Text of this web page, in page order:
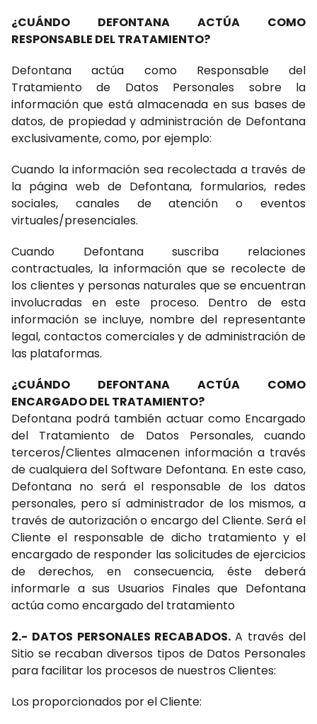
¿CUÁNDO DEFONTANA ACTÚA COMO
RESPONSABLE DEL TRATAMIENTO?
Defontana actúa como Responsable del
Tratamiento de Datos Personales sobre la
información que está almacenada en sus bases de
datos, de propiedad y administración de Defontana
exclusivamente, como, por ejemplo:
Cuando la información sea recolectada a través de
la página web de Defontana, formularios, redes
sociales, canales de atención o eventos
virtuales/presenciales.
Cuando Defontana suscriba relaciones
contractuales, la información que se recolecte de
los clientes y personas naturales que se encuentran
involucradas en este proceso. Dentro de esta
información se incluye, nombre del representante
legal, contactos comerciales y de administración de
las plataformas.
¿CUÁNDO DEFONTANA ACTÚA COMO
ENCARGADO DEL TRATAMIENTO?
Defontana podrá también actuar como Encargado
del Tratamiento de Datos Personales, cuando
terceros/Clientes almacenen información a través
de cualquiera del Software Defontana. En este caso,
Defontana no será el responsable de los datos
personales, pero sí administrador de los mismos, a
través de autorización o encargo del Cliente. Será el
Cliente el responsable de dicho tratamiento y el
encargado de responder las solicitudes de ejercicios
de derechos, en consecuencia, éste deberá
informarle a sus Usuarios Finales que Defontana
actúa como encargado del tratamiento
2.- DATOS PERSONALES RECABADOS.A través del
Sitio se recaban diversos tipos de Datos Personales
para facilitar los procesos de nuestros Clientes:
Los proporcionados por el Cliente: